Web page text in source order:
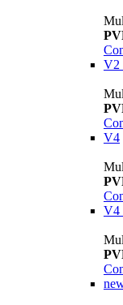
V2
V4
V4